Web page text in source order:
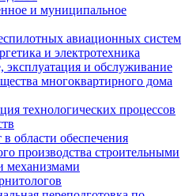
и муниципальное
авиационных систем
и электротехника
эксплуатация и обслуживание
многоквартирного дома
технологических процессов
области обеспечения
производства строительными
механизмами